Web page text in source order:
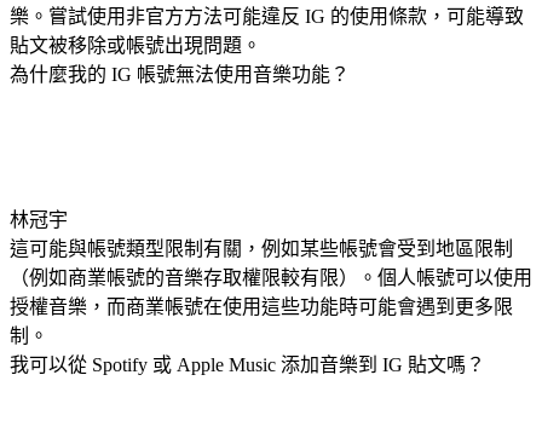
樂。嘗試使用非官方方法可能違反 IG 的使用條款，可能導致
貼文被移除或帳號出現問題。
為什麼我的 IG 帳號無法使用音樂功能？
林冠宇
這可能與帳號類型限制有關，例如某些帳號會受到地區限制
（例如商業帳號的音樂存取權限較有限）。個人帳號可以使用
授權音樂，而商業帳號在使用這些功能時可能會遇到更多限
制。
我可以從 Spotify 或 Apple Music 添加音樂到 IG 貼文嗎？